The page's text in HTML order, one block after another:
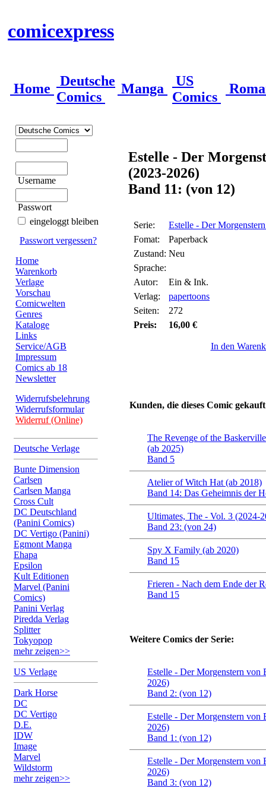
comicexpress
Home
Deutsche
Comics
Manga
US
Comics
Username
Passwort
eingeloggt bleiben
Passwort vergessen?
Home
Warenkorb
Verlage
Vorschau
Comicwelten
Genres
Kataloge
Links
Service/AGB
Impressum
Comics ab 18
Newsletter
Widerrufsbelehrung
Widerrufsformular
Widerruf (Online)
Deutsche Verlage
Bunte Dimension
Carlsen
Carlsen Manga
Cross Cult
DC Deutschland
(Panini Comics)
DC Vertigo (Panini)
Egmont Manga
Ehapa
Epsilon
Kult Editionen
Marvel (Panini
Comics)
Panini Verlag
Piredda Verlag
Splitter
Tokyopop
mehr zeigen>>
US Verlage
Dark Horse
DC
DC Vertigo
D.E.
IDW
Image
Marvel
Wildstorm
mehr zeigen>>
Estelle - Der
(2023-2026)
Band 11: (von 12)
Serie:
Estelle - Der
Fomat:
Paperback
Zustand: Neu
Sprache:
Autor:
Ein & Ink.
Verlag:
papertoons
Seiten:
272
Preis:
16,00 €
In den
Kunden, die dieses Comic
The Revenge of the
(ab 2025)
Band 5
Atelier of Witch Hat (ab 2018)
Band 14: Das Geheimnis der
Ultimates, The - Vol. 3 (2024-
Band 23: (von 24)
Spy X Family (ab 2020)
Band 15
Frieren - Nach dem Ende der
Band 15
Weitere Comics der Serie:
Estelle - Der Morgenstern von
2026)
Band 2: (von 12)
Estelle - Der Morgenstern von
2026)
Band 1: (von 12)
Estelle - Der Morgenstern von
2026)
Band 3: (von 12)